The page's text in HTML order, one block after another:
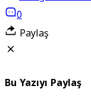
0
Paylaş
Bu Yazıyı Paylaş